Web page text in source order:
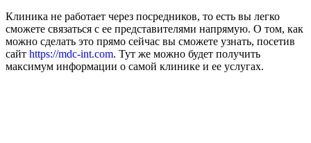
Клиника не работает через посредников, то есть вы легко
сможете связаться с ее представителями напрямую. О том, как
можно сделать это прямо сейчас вы сможете узнать, посетив
сайт https://mdc-int.com. Тут же можно будет получить
максимум информации о самой клинике и ее услугах.